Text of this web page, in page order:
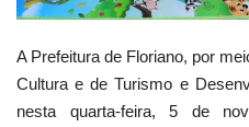
A Prefeitura de Floriano, por
Cultura e de Turismo e
nesta quarta-feira, 5 de